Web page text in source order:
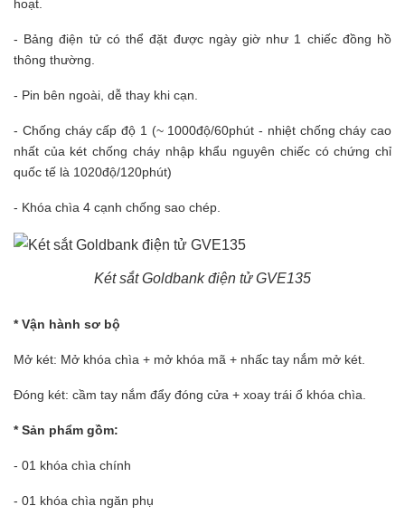
hoạt.
- Bảng điện tử có thể đặt được ngày giờ như 1 chiếc đồng hồ
thông thường.
- Pin bên ngoài, dễ thay khi cạn.
- Chống cháy cấp độ 1 (~ 1000độ/60phút - nhiệt chống cháy cao
nhất của két chống cháy nhập khẩu nguyên chiếc có chứng chỉ
quốc tế là 1020độ/120phút)
- Khóa chìa 4 cạnh chống sao chép.
Két sắt Goldbank điện tử GVE135
* Vận hành sơ bộ
Mở két: Mở khóa chìa + mở khóa mã + nhấc tay nắm mở két.
Đóng két: cầm tay nắm đẩy đóng cửa + xoay trái ổ khóa chìa.
* Sản phẩm gồm:
- 01 khóa chìa chính
- 01 khóa chìa ngăn phụ